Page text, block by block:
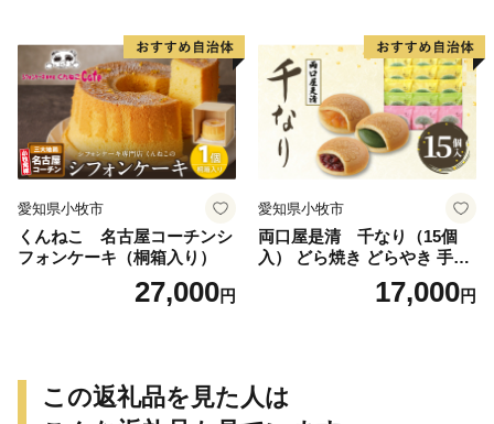
愛知県小牧市
くんねこ 名古屋コーチンシ
フォンケーキ（桐箱入り）
27,000円
愛知県小牧市
両口屋是清 千なり（15個
入） どら焼き どらやき 手土
産 お土産 土産 丹波大納言小
豆 抹茶 林檎 りんご 慶事 お
17,000円
この返礼品を見た人は